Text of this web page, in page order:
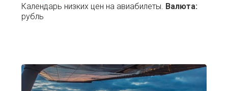
Календарь низких цен на авиабилеты. Валюта:
рубль